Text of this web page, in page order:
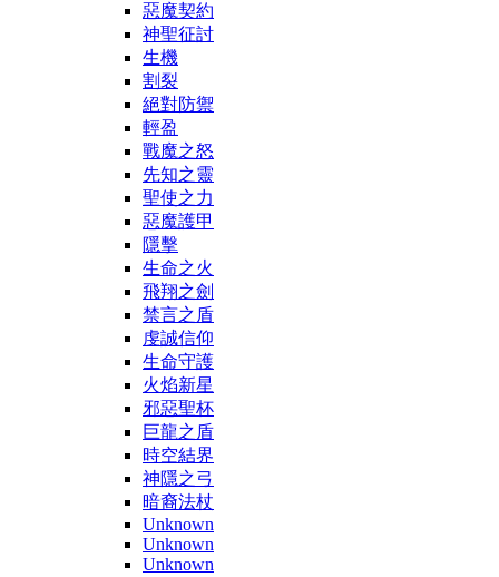
惡魔契約
神聖征討
生機
割裂
絕對防禦
輕盈
戰魔之怒
先知之靈
聖使之力
惡魔護甲
隱擊
生命之火
飛翔之劍
禁言之盾
虔誠信仰
生命守護
火焰新星
邪惡聖杯
巨龍之盾
時空結界
神隱之弓
暗裔法杖
Unknown
Unknown
Unknown